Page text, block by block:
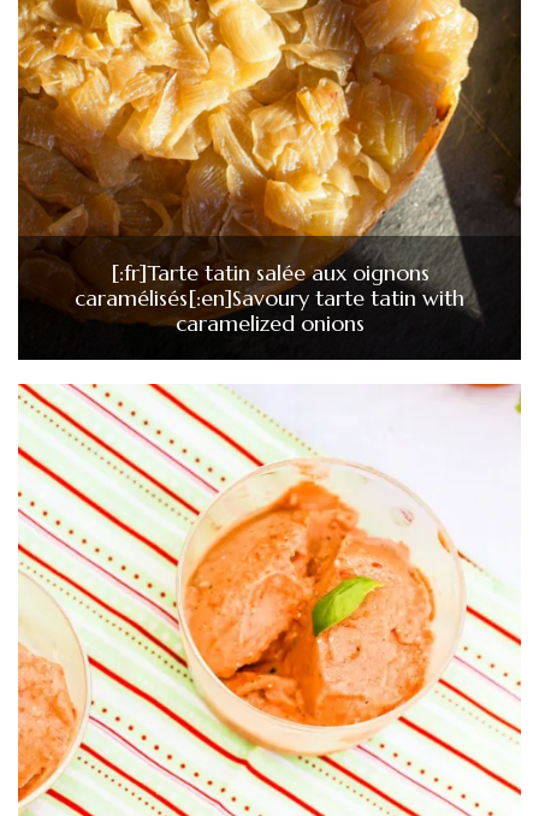
[:fr]Tarte tatin salée aux oignons
caramélisés[:en]Savoury tarte tatin with
caramelized onions